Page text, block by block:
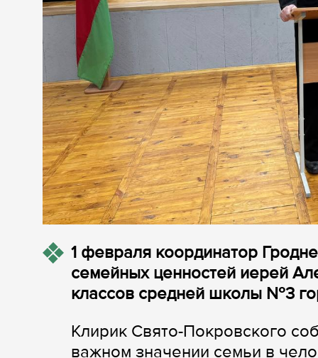
1 февраля координатор
семейных ценностей иерей
классов средней школы №3
Клирик Свято-Покровского
важном значении семьи в